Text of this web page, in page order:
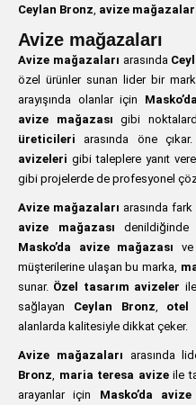
Ceylan Bronz, avize
Avize mağazaları
Avize mağazaları arasında
özel ürünler sunan lider bir
arayışında olanlar için
avize mağazası gibi
üreticileri arasında öne çıkar.
avizeleri gibi taleplere yanıt
gibi projelerde de profesyonel
Avize mağazaları arasında fark
avize mağazası
Masko’da avize mağazası ve
müşterilerine ulaşan bu marka,
sunar. Özel tasarım avizeler
sağlayan Ceylan Bronz, otel
alanlarda kalitesiyle dikkat çeker.
Avize mağazaları arasında
Bronz, maria teresa avizeile
arayanlar için Masko’da